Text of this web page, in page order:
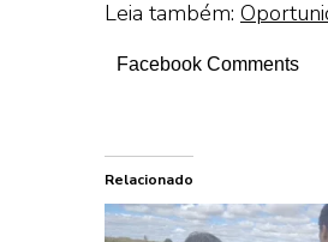
Leia também:
Facebook Comments
Relacionado